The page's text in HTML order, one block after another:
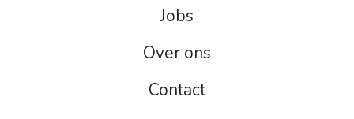
Jobs
Over ons
Contact